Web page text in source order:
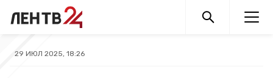
29 ИЮЛ 2025, 18:26